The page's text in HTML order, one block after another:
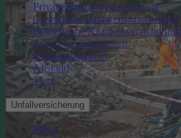
Private Krankenversicherung
Gesetzliche Krankenversicherung
Betriebliche Krankenversicherung
Zusatzversicherungen
Krankentagegeld
Ausland
Tiere
Unfallversicherung
Privat